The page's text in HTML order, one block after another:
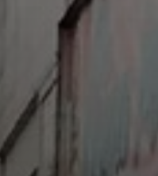
ÖNKORMÁNYZAT
KÉPVISELŐ-
TESTÜLET
A
VÁROSRENDÉSZET